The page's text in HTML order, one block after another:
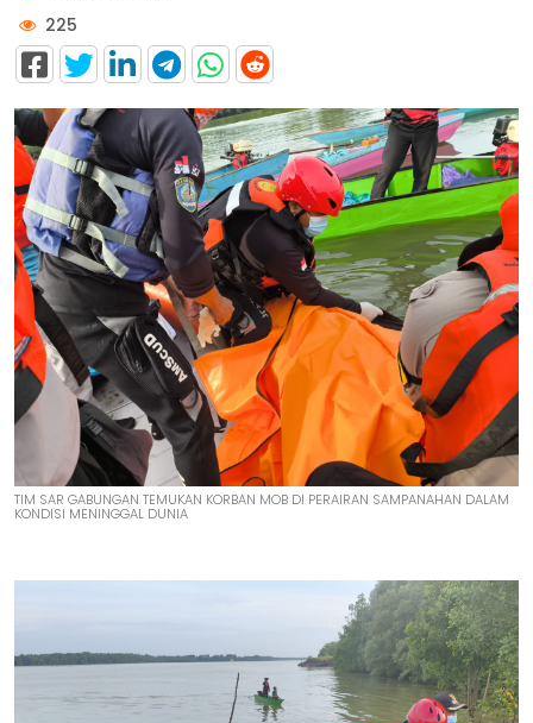
225
TIM SAR GABUNGAN TEMUKAN KORBAN MOB DI PERAIRAN SAMPANAHAN DALAM
KONDISI MENINGGAL DUNIA